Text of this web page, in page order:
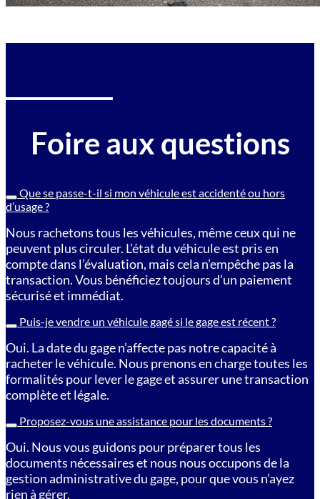
Foire aux questions
Que se passe-t-il si mon véhicule est accidenté ou hors
d’usage ?
Nous rachetons tous les véhicules, même ceux qui ne
peuvent plus circuler. L’état du véhicule est pris en
compte dans l’évaluation, mais cela n’empêche pas la
transaction. Vous bénéficiez toujours d’un paiement
sécurisé et immédiat.
Puis-je vendre un véhicule gagé si le gage est récent ?
Oui. La date du gage n’affecte pas notre capacité à
racheter le véhicule. Nous prenons en charge toutes les
formalités pour lever le gage et assurer une transaction
complète et légale.
Proposez-vous une assistance pour les documents ?
Oui. Nous vous guidons pour préparer tous les
documents nécessaires et nous nous occupons de la
gestion administrative du gage, pour que vous n’ayez
rien à gérer.